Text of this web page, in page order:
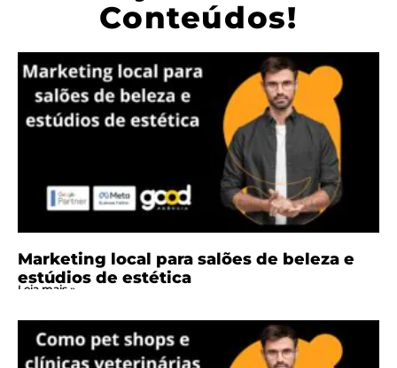
Conteúdos!
Marketing local para salões de beleza e
estúdios de estética
Leia mais »